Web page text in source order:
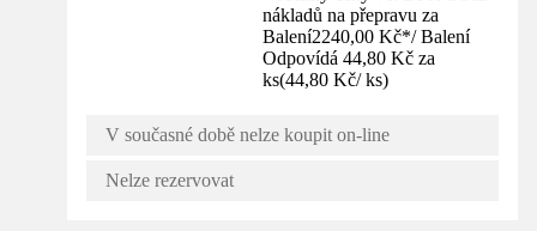
nákladů na přepravu za
Balení2240,00 Kč*/ Balení
Odpovídá 44,80 Kč za
ks(44,80 Kč/ ks)
V současné době nelze koupit on-line
Nelze rezervovat